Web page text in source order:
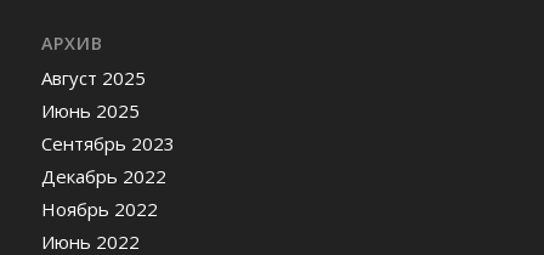
АРХИВ
Август 2025
Июнь 2025
Сентябрь 2023
Декабрь 2022
Ноябрь 2022
Июнь 2022